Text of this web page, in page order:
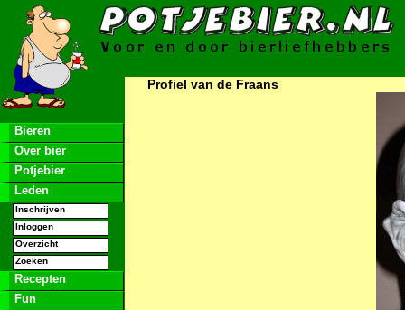
Bieren
Over bier
Potjebier
Leden
Inschrijven
Inloggen
Overzicht
Zoeken
Recepten
Fun
Profiel van de Fraans